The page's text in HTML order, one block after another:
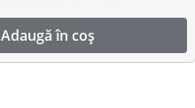
Adaugă în coș